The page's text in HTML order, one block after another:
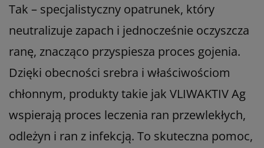
Tak – specjalistyczny opatrunek, który
neutralizuje zapach i jednocześnie oczyszcza
ranę, znacząco przyspiesza proces gojenia.
Dzięki obecności srebra i właściwościom
chłonnym, produkty takie jak VLIWAKTIV Ag
wspierają proces leczenia ran przewlekłych,
odleżyn i ran z infekcją. To skuteczna pomoc,